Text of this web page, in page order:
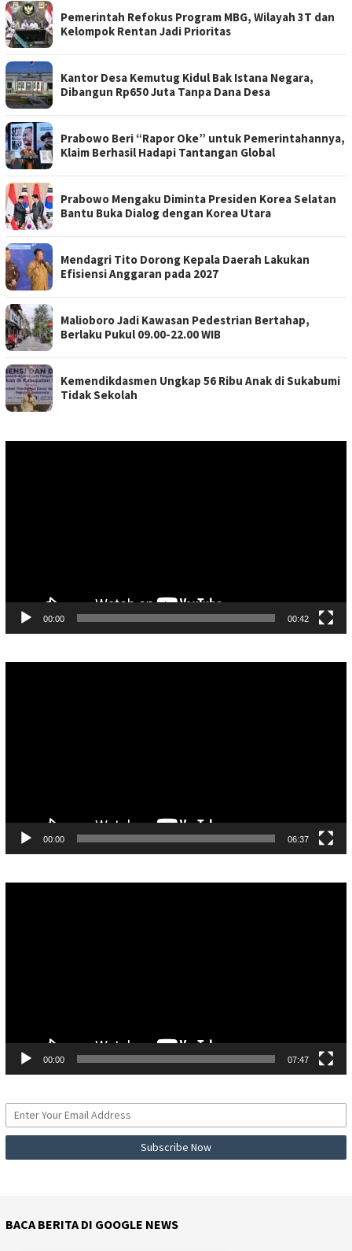
Pemerintah Refokus Program MBG, Wilayah 3T dan
Kelompok Rentan Jadi Prioritas
Kantor Desa Kemutug Kidul Bak Istana Negara,
Dibangun Rp650 Juta Tanpa Dana Desa
Prabowo Beri “Rapor Oke” untuk Pemerintahannya,
Klaim Berhasil Hadapi Tantangan Global
Prabowo Mengaku Diminta Presiden Korea Selatan
Bantu Buka Dialog dengan Korea Utara
Mendagri Tito Dorong Kepala Daerah Lakukan
Efisiensi Anggaran pada 2027
Malioboro Jadi Kawasan Pedestrian Bertahap,
Berlaku Pukul 09.00-22.00 WIB
Kemendikdasmen Ungkap 56 Ribu Anak di Sukabumi
Tidak Sekolah
00:00 00:42
00:00 06:37
00:00 07:47
BACA BERITA DI GOOGLE NEWS